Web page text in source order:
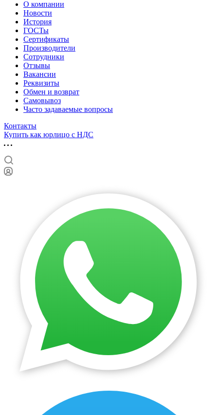
О компании
Новости
История
ГОСТы
Сертификаты
Производители
Сотрудники
Отзывы
Вакансии
Реквизиты
Обмен и возврат
Самовывоз
Часто задаваемые вопросы
Контакты
Купить как юрлицо с НДС